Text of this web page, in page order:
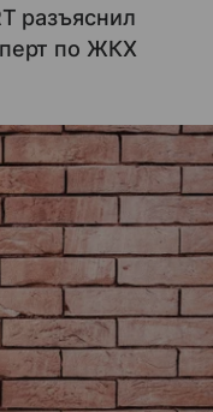
разъяснил
по ЖКХ